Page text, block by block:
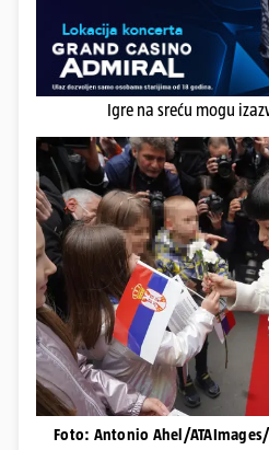
Igre na sreću mogu
Foto: Antonio Ahel/